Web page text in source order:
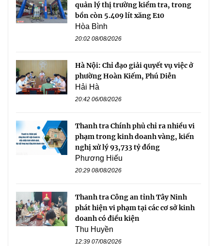
quản lý thị trường kiểm tra, trong
bồn còn 5.409 lít xăng E10
Hòa Bình
20:02 08/08/2026
Hà Nội: Chỉ đạo giải quyết vụ việc ở
phường Hoàn Kiếm, Phú Diễn
Hải Hà
20:42 06/08/2026
Thanh tra Chính phủ chỉ ra nhiều vi
phạm trong kinh doanh vàng, kiến
nghị xử lý 93,733 tỷ đồng
Phương Hiếu
20:29 08/08/2026
Thanh tra Công an tỉnh Tây Ninh
phát hiện vi phạm tại các cơ sở kinh
doanh có điều kiện
Thu Huyền
12:39 07/08/2026